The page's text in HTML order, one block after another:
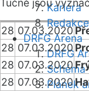
Kariéra
DRFG Arena
DRFG
Plánek
Tučně jsou
28 07.03.2020
28 07.03.2020
28 07.03.2020
28 07.03.2020